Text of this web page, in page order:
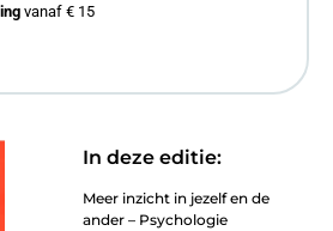
In deze editie:
Meer inzicht in jezelf en de
ander – Psychologie
vanaf € 15